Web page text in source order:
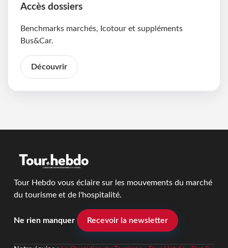
Accès dossiers
Benchmarks marchés, Icotour et suppléments
Bus&Car.
Découvrir
Tour Hebdo vous éclaire sur les mouvements du marché
du tourisme et de l'hospitalité.
Ne rien manquer Recevoir la newsletter